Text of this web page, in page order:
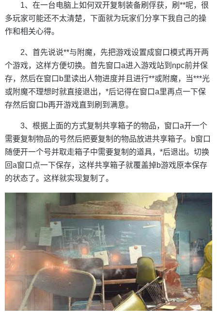
1、在一台电脑上如何双开复制装备刷俘获，刷**呢，很
多玩家可能还不太清楚，下面就为玩家们分享下我自己的操
作和相关心得。
2、首先说说**与附魔，先把游戏设置成窗口模式再开两
个游戏，这样方便切换。首先窗口a进入游戏站到npc前并保
存，然后在窗口b里读出人物进度并且进行**或附魔，当***光
或附魔不理想时就直接退出，*后记得在窗口a里再点一下保
存然后窗口b再开游戏直到刷到满意。
3、根据上面的方式复制共享箱子的物品，窗口a开一个
需要复制物品的号然后把要复制的物品放进共享箱子。b窗口
随便开一个号并取走箱子中需要复制的道具，*后退出。切换
回a窗口点一下保存，这样共享箱子就覆盖掉b游戏原本保存
的状态了。这样就实现复制了。